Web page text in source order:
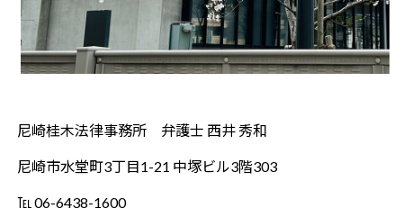
尼崎桂木法律事務所 弁護士 西井 秀和
尼崎市水堂町3丁目1-21 中塚ビル3階303
℡ 06-6438-1600